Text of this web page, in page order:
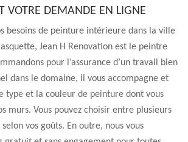
VOTRE DEMANDE EN LIGNE
besoins de peinture intérieure dans la ville
Jean H Renovation est le peintre
pour l’assurance d’un travail bien
dans le domaine, il vous accompagne et
type et la couleur de peinture dont vous
murs. Vous pouvez choisir entre plusieurs
vos goûts. En outre, nous vous